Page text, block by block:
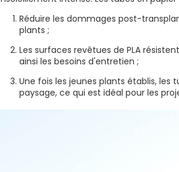
Réduire les dommages post-
plants ;
Les surfaces revêtues de PLA
ainsi les besoins d'entretien ;
Une fois les jeunes plants établis,
paysage, ce qui est idéal pour les